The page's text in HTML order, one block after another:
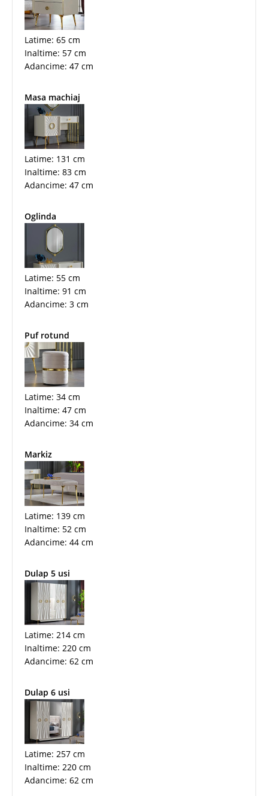
Latime: 65 cm
Inaltime: 57 cm
Adancime: 47 cm
Masa machiaj
Latime: 131 cm
Inaltime: 83 cm
Adancime: 47 cm
Oglinda
Latime: 55 cm
Inaltime: 91 cm
Adancime: 3 cm
Puf rotund
Latime: 34 cm
Inaltime: 47 cm
Adancime: 34 cm
Markiz
Latime: 139 cm
Inaltime: 52 cm
Adancime: 44 cm
Dulap 5 usi
Latime: 214 cm
Inaltime: 220 cm
Adancime: 62 cm
Dulap 6 usi
Latime: 257 cm
Inaltime: 220 cm
Adancime: 62 cm